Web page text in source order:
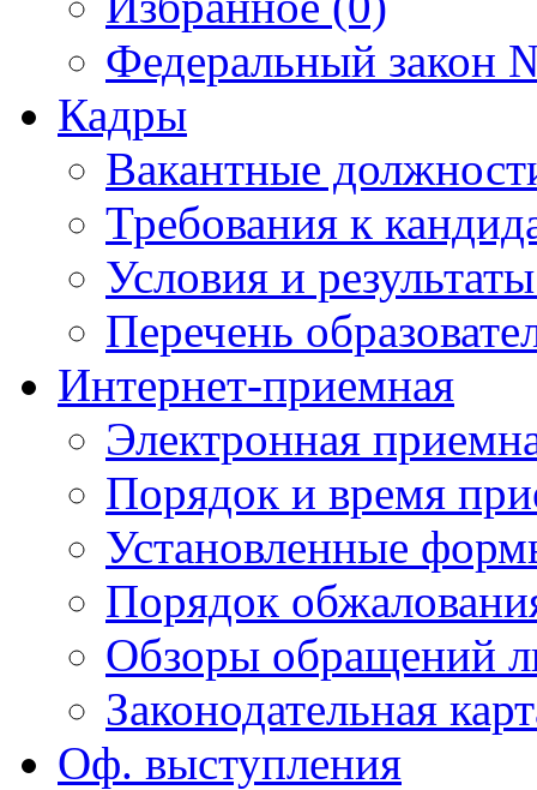
Федеральный закон
Кадры
Вакантные
Требования к
Условия и
Перечень
Интернет-приемная
Электронная
Порядок и время
Установленные
Порядок
Обзоры обращений
Законодательная
Оф. выступления